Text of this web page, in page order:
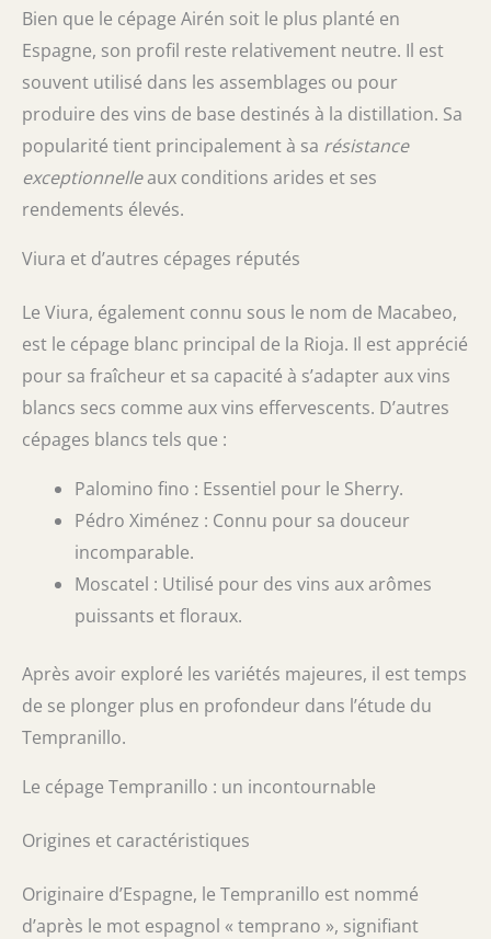
Bien que le cépage Airén soit le plus planté en
Espagne, son profil reste relativement neutre. Il est
souvent utilisé dans les assemblages ou pour
produire des vins de base destinés à la distillation. Sa
popularité tient principalement à sa résistance
exceptionnelleaux conditions arides et ses
rendements élevés.
Viura et d’autres cépages réputés
Le Viura, également connu sous le nom de Macabeo,
est le cépage blanc principal de la Rioja. Il est apprécié
pour sa fraîcheur et sa capacité à s’adapter aux vins
blancs secs comme aux vins effervescents. D’autres
cépages blancs tels que :
Palomino fino : Essentiel pour le Sherry.
Pédro Ximénez : Connu pour sa douceur
incomparable.
Moscatel : Utilisé pour des vins aux arômes
puissants et floraux.
Après avoir exploré les variétés majeures, il est temps
de se plonger plus en profondeur dans l’étude du
Tempranillo.
Le cépage Tempranillo : un incontournable
Origines et caractéristiques
Originaire d’Espagne, le Tempranillo est nommé
d’après le mot espagnol « temprano », signifiant